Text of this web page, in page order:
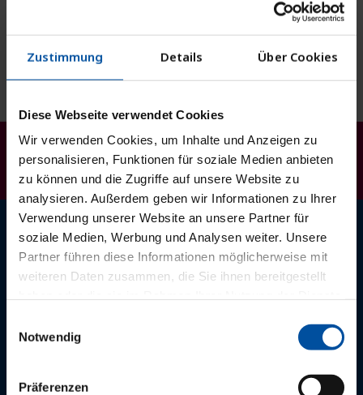
Zustimmung Details Über Cookies
Diese Webseite verwendet Cookies
Wir verwenden Cookies, um Inhalte und Anzeigen zu
personalisieren, Funktionen für soziale Medien anbieten
zu können und die Zugriffe auf unsere Website zu
analysieren. Außerdem geben wir Informationen zu Ihrer
Verwendung unserer Website an unsere Partner für
soziale Medien, Werbung und Analysen weiter. Unsere
Partner führen diese Informationen möglicherweise mit
weiteren Daten zusammen, die Sie ihnen bereitgestellt
Notwendig
Präferenzen
Die Anmeldung ist nur unter Angabe der persönlichen
Kontaktdaten möglich.
Pro E-Mail Adresse kann
NUReine Anmeldung erfolgen.
AGB
Jetzt anmelden!
Der PVS Südwest Newsletter
Aktuelle Nachrichten zur Praxis der Privatabrechnung.